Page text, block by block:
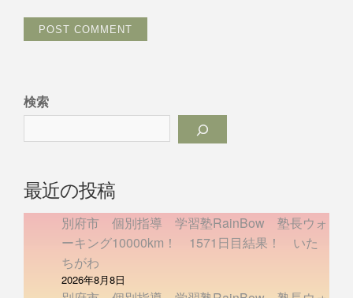
検索
最近の投稿
別府市 個別指導 学習塾RainBow 塾長ウォ
ーキング10000km！ 1571日目結果！ いた
ちがわ
2026年8月8日